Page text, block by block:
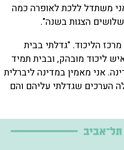
משתדל ללכת לאופרה כמה
הצגות בשנה".
מרכז הליכוד. "גדלתי בבית
ליכוד מובהק, ובבית תמיד
אני מאמין במדינה ליברלית
הערכים שגדלתי עליהם והם